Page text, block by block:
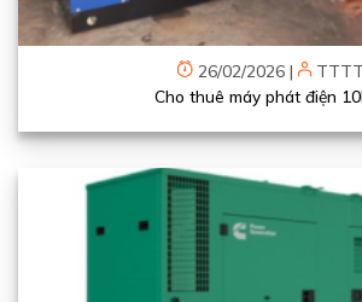
26/02/2026 |
TTTT
Cho thuê máy phát điện